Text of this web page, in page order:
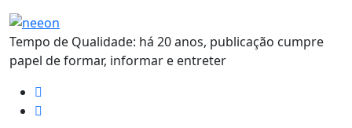
Tempo de Qualidade: há 20 anos, publicação cumpre
papel de formar, informar e entreter